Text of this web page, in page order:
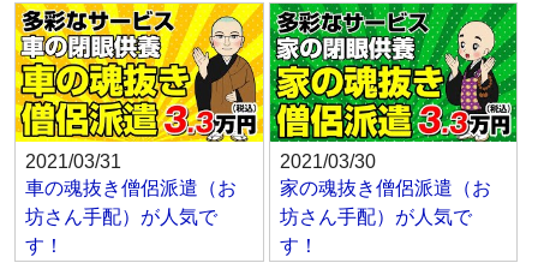
2021/03/31
車の魂抜き僧侶派遣（お
坊さん手配）が人気で
す！
2021/03/30
家の魂抜き僧侶派遣（お
坊さん手配）が人気で
す！